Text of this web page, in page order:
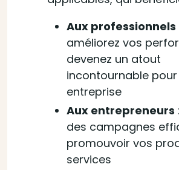
Aux professionnels
améliorez vos
devenez un atout
incontournable
entreprise
Aux entrepreneurs
des campagnes
promouvoir vos
services